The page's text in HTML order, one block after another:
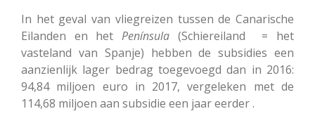
In het geval van vliegreizen tussen de Canarische
Eilanden en hetPenínsula (Schiereiland = het
vasteland van Spanje) hebben de subsidies een
aanzienlijk lager bedrag toegevoegd dan in 2016:
94,84 miljoen euro in 2017, vergeleken met de
114,68 miljoen aan subsidie een jaar eerder .